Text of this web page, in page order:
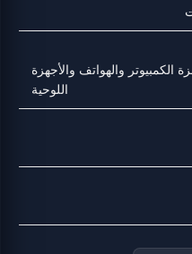
والهواتف والأجهزة
اللوحية